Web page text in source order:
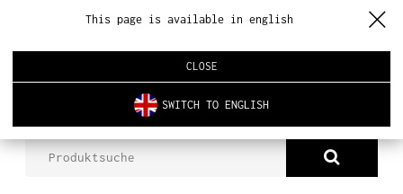
ÜBER UNS
ANRICHTE KENZO
This page is available in english
CLOSE
SWITCH TO ENGLISH